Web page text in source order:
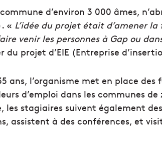
d’environ 3 000 âmes,
« L’idée du projet était d’amener
venir les personnes à Gap ou
du projet d’EIE (Entreprise
ans, l’organisme met en place
d’emploi dans les communes
les stagiaires suivent également
assistent à des conférences, et